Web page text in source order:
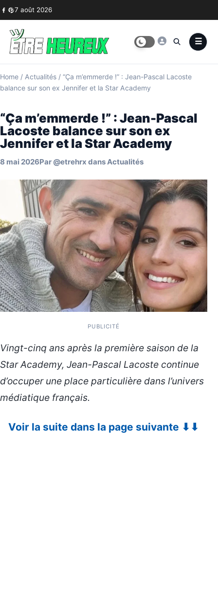
Skip to content
7 août 2026
Home / Actualités / “Ça m’emmerde !” : Jean-Pascal Lacoste
balance sur son ex Jennifer et la Star Academy
“Ça m’emmerde !” : Jean-Pascal
Lacoste balance sur son ex
Jennifer et la Star Academy
8 mai 2026Par @etrehrx dansActualités
PUBLICITÉ
Vingt-cinq ans après la première saison de la
Star Academy, Jean-Pascal Lacoste continue
d’occuper une place particulière dans l’univers
médiatique français.
Voir la suite dans la page suivante ⬇⬇